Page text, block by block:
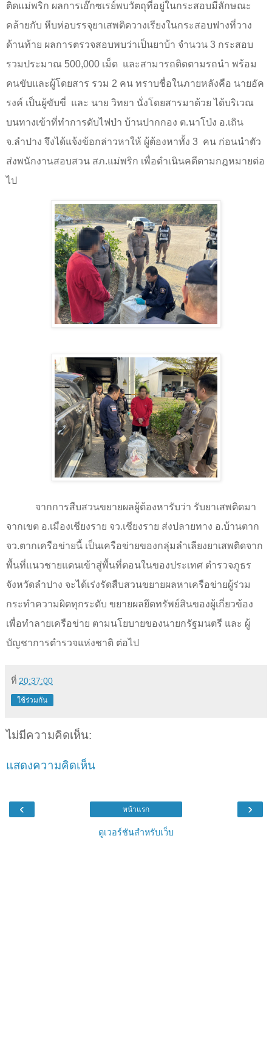
ติดแม่พริก ผลการเอ๊กซเรย์พบวัตถุที่อยู่ในกระสอบมีลักษณะ
คล้ายกับ หีบห่อบรรจุยาเสพติดวางเรียงในกระสอบฟางที่วาง
ด้านท้าย ผลการตรวจสอบพบว่าเป็นยาบ้า จำนวน 3 กระสอบ
รวมประมาณ 500,000 เม็ด และสามารถติดตามรถนำ พร้อม
คนขับและผู้โดยสาร รวม 2 คน ทราบชื่อในภายหลังคือ นายอัค
รงค์ เป็นผู้ขับขี่ และ นาย วิทยา นั่งโดยสารมาด้วย ได้บริเวณ
บนทางเข้าที่ทำการดับไฟป่า บ้านปากกอง ต.นาโป่ง อ.เถิน
จ.ลำปาง จึงได้แจ้งข้อกล่าวหาให้ ผู้ต้องหาทั้ง 3 คน ก่อนนำตัว
ส่งพนักงานสอบสวน สภ.แม่พริก เพื่อดำเนินคดีตามกฎหมายต่อ
ไป
จากการสืบสวนขยายผลผู้ต้องหารับว่า รับยาเสพติดมา
จากเขต อ.เมืองเชียงราย จว.เชียงราย ส่งปลายทาง อ.บ้านตาก
จว.ตากเครือข่ายนี้ เป็นเครือข่ายของกลุ่มลำเลียงยาเสพติดจาก
พื้นที่แนวชายแดนเข้าสู่พื้นที่ตอนในของประเทศ ตำรวจภูธร
จังหวัดลำปาง จะได้เร่งรัดสืบสวนขยายผลหาเครือข่ายผู้ร่วม
กระทำความผิดทุกระดับ ขยายผลยึดทรัพย์สินของผู้เกี่ยวข้อง
เพื่อทำลายเครือข่าย ตามนโยบายของนายกรัฐมนตรี และ ผู้
บัญชาการตำรวจแห่งชาติ ต่อไป
ที่ 20:37:00
ใช้ร่วมกัน
ไม่มีความคิดเห็น:
แสดงความคิดเห็น
‹ ›
หน้าแรก
ดูเวอร์ชันสำหรับเว็บ